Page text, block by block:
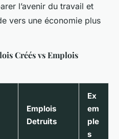
l’avenir du travail et
vers une économie plus
Créés vs Emplois
Emplois
Detruits
Ex
em
ple
s